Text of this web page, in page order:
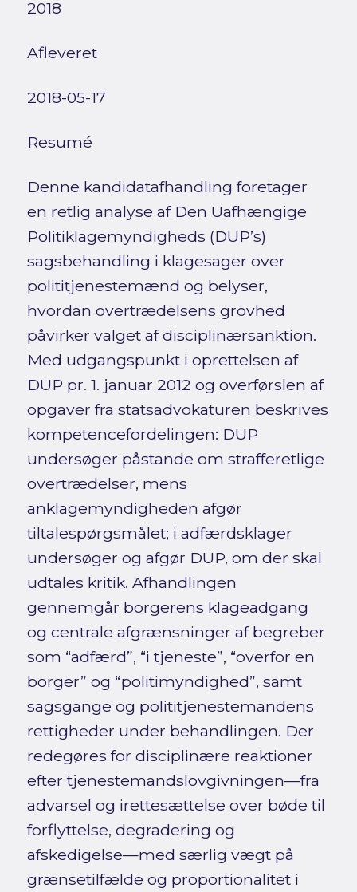
2018
Afleveret
2018-05-17
Resumé
Denne kandidatafhandling foretager
en retlig analyse af Den Uafhængige
Politiklagemyndigheds (DUP’s)
sagsbehandling i klagesager over
polititjenestemænd og belyser,
hvordan overtrædelsens grovhed
påvirker valget af disciplinærsanktion.
Med udgangspunkt i oprettelsen af
DUP pr. 1. januar 2012 og overførslen af
opgaver fra statsadvokaturen beskrives
kompetencefordelingen: DUP
undersøger påstande om strafferetlige
overtrædelser, mens
anklagemyndigheden afgør
tiltalespørgsmålet; i adfærdsklager
undersøger og afgør DUP, om der skal
udtales kritik. Afhandlingen
gennemgår borgerens klageadgang
og centrale afgrænsninger af begreber
som “adfærd”, “i tjeneste”, “overfor en
borger” og “politimyndighed”, samt
sagsgange og polititjenestemandens
rettigheder under behandlingen. Der
redegøres for disciplinære reaktioner
efter tjenestemandslovgivningen—fra
advarsel og irettesættelse over bøde til
forflyttelse, degradering og
afskedigelse—med særlig vægt på
grænsetilfælde og proportionalitet i